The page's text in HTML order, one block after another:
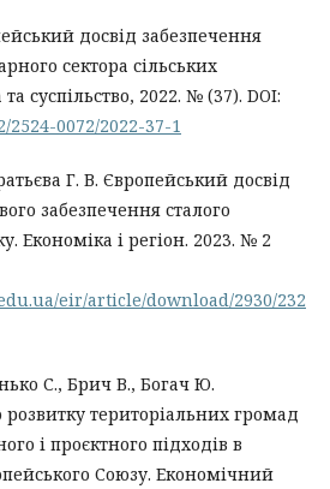
досвід забезпечення
сектора сільських
суспільство, 2022. № (37). DOI:
2524-0072/2022-37-1
Г. В. Європейський досвід
забезпечення сталого
Економіка і регіон. 2023. № 2
eir/article/download/2930/232
С., Брич В., Богач Ю.
територіальних громад
і проєктного підходів в
Союзу. Економічний